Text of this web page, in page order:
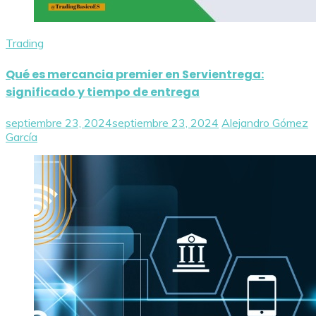
Trading
Qué es mercancia premier en Servientrega:
significado y tiempo de entrega
septiembre 23, 2024septiembre 23, 2024 Alejandro Gómez
García